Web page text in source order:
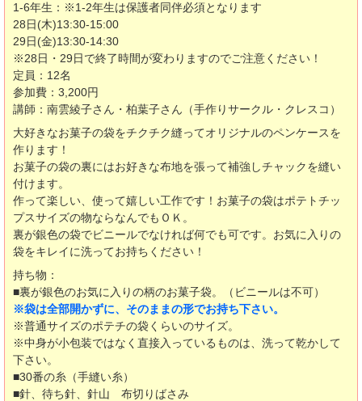
1-6年生：※1-2年生は保護者同伴必須となります
28日(木)13:30-15:00
29日(金)13:30-14:30
※28日・29日で終了時間が変わりますのでご注意ください！
定員：12名
参加費：3,200円
講師：南雲綾子さん・柏葉子さん（手作りサークル・クレスコ）
大好きなお菓子の袋をチクチク縫ってオリジナルのペンケースを
作ります！
お菓子の袋の裏にはお好きな布地を張って補強しチャックを縫い
付けます。
作って楽しい、使って嬉しい工作です！お菓子の袋はポテトチッ
プスサイズの物ならなんでもＯＫ。
裏が銀色の袋でビニールでなければ何でも可です。お気に入りの
袋をキレイに洗ってお持ちください！
持ち物：
■裏が銀色のお気に入りの柄のお菓子袋。（ビニールは不可）
※袋は全部開かずに、そのままの形でお持ち下さい。
※普通サイズのポテチの袋くらいのサイズ。
※中身が小包装ではなく直接入っているものは、洗って乾かして
下さい。
■30番の糸（手縫い糸）
■針、待ち針、針山 布切りばさみ